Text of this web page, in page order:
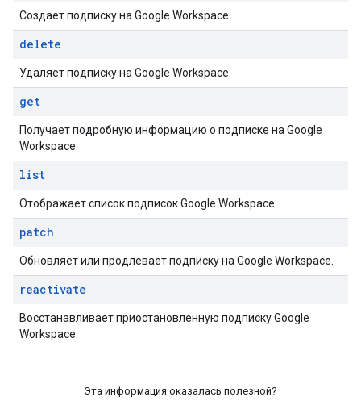
Создает подписку на Google Workspace.
delete
Удаляет подписку на Google Workspace.
get
Получает подробную информацию о подписке на Google
Workspace.
list
Отображает список подписок Google Workspace.
patch
Обновляет или продлевает подписку на Google Workspace.
reactivate
Восстанавливает приостановленную подписку Google
Workspace.
Эта информация оказалась полезной?